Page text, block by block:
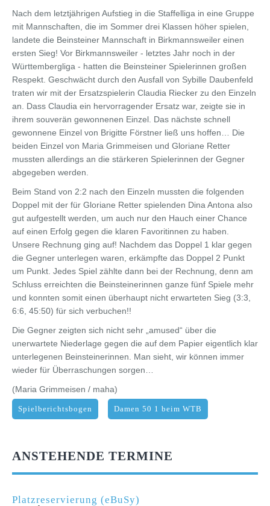
Nach dem letztjährigen Aufstieg in die Staffelliga in eine Gruppe
mit Mannschaften, die im Sommer drei Klassen höher spielen,
landete die Beinsteiner Mannschaft in Birkmannsweiler einen
ersten Sieg! Vor Birkmannsweiler - letztes Jahr noch in der
Württembergliga - hatten die Beinsteiner Spielerinnen großen
Respekt. Geschwächt durch den Ausfall von Sybille Daubenfeld
traten wir mit der Ersatzspielerin Claudia Riecker zu den Einzeln
an. Dass Claudia ein hervorragender Ersatz war, zeigte sie in
ihrem souverän gewonnenen Einzel. Das nächste schnell
gewonnene Einzel von Brigitte Förstner ließ uns hoffen… Die
beiden Einzel von Maria Grimmeisen und Gloriane Retter
mussten allerdings an die stärkeren Spielerinnen der Gegner
abgegeben werden.
Beim Stand von 2:2 nach den Einzeln mussten die folgenden
Doppel mit der für Gloriane Retter spielenden Dina Antona also
gut aufgestellt werden, um auch nur den Hauch einer Chance
auf einen Erfolg gegen die klaren Favoritinnen zu haben.
Unsere Rechnung ging auf! Nachdem das Doppel 1 klar gegen
die Gegner unterlegen waren, erkämpfte das Doppel 2 Punkt
um Punkt. Jedes Spiel zählte dann bei der Rechnung, denn am
Schluss erreichten die Beinsteinerinnen ganze fünf Spiele mehr
und konnten somit einen überhaupt nicht erwarteten Sieg (3:3,
6:6, 45:50) für sich verbuchen!!
Die Gegner zeigten sich nicht sehr „amused“ über die
unerwartete Niederlage gegen die auf dem Papier eigentlich klar
unterlegenen Beinsteinerinnen. Man sieht, wir können immer
wieder für Überraschungen sorgen…
(Maria Grimmeisen / maha)
Spielberichtsbogen Damen 50 1 beim WTB
ANSTEHENDE TERMINE
Platzreservierung (eBuSy)